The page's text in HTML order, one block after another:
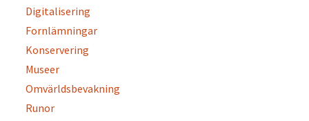
Digitalisering
Fornlämningar
Konservering
Museer
Omvärldsbevakning
Runor